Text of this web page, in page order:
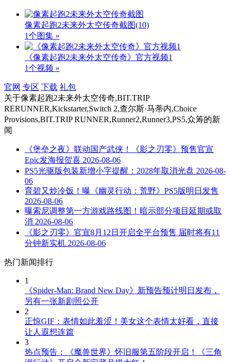
像素起跑2未来外太空传奇截图(10)
1个图集 »
《像素起跑2未来外太空传奇》官方视频1
1个视频 »
官网 专区 下载 礼包
关于像素起跑2未来外太空传奇,BIT.TRIP
RERUNNER,Kickstarter,Switch 2,查尔斯·马蒂内,Choice
Provisions,BIT.TRIP RUNNER,Runner2,Runner3,PS5,众筹的新
闻
《堡垒之夜》联动国产武侠！《影之刃零》预售官宣
Epic发海报贺喜 2026-08-06
PS5光驱版包装新增小字提醒：2028年取消光盘 2026-08-
06
育碧又炒冷饭！曝《幽灵行动：荒野》PS5版明日发售
2026-08-06
曝索尼调整第一方游戏路线图！暗示部分项目延期或取
消 2026-08-06
《影之刃零》官宣8月12日开启全平台预售 届时将有11
分钟新实机 2026-08-06
热门新闻排行
1
《Spider-Man: Brand New Day》新预告预计明日发布，
另有一张新剧照公开
2
正惊GIF：表情如此羞涩！美女这个表情太好看，直接
让人遐想连篇
3
热点预告：《魔兽世界》怀旧服第五阶段开启！《三角